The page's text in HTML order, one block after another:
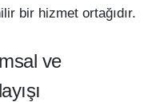
bir hizmet ortağıdır.
ve